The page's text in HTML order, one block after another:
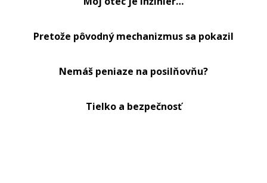
Pretože pôvodný mechanizmus sa pokazil
Nemáš peniaze na posilňovňu?
Tielko a bezpečnosť